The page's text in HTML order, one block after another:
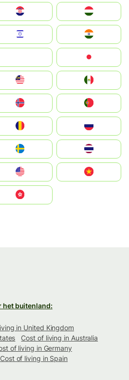
het buitenland:
in United Kingdom
Cost of living in Australia
of living in Germany
Cost of living in Spain